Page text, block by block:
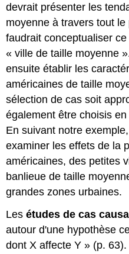
devrait présenter les
moyenne à travers tout le
faudrait conceptualiser
« ville de taille moyenne
ensuite établir les
américaines de taille
sélection de cas soit
également être choisis
En suivant notre
examiner les effets de la
américaines, des petites
banlieue de taille
grandes zones urbaines.
Lesétudes de cas
autour d'une hypothèse
dont X affecte Y » (p.